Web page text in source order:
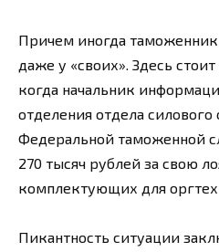
Причем иногда
даже у «своих». Здесь
когда начальник
отделения отдела силового
Федеральной таможенной
270 тысяч рублей за свою
комплектующих для
Пикантность ситуации